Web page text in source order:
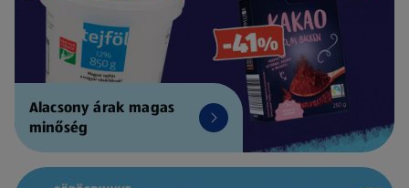
Alacsony árak magas
minőség